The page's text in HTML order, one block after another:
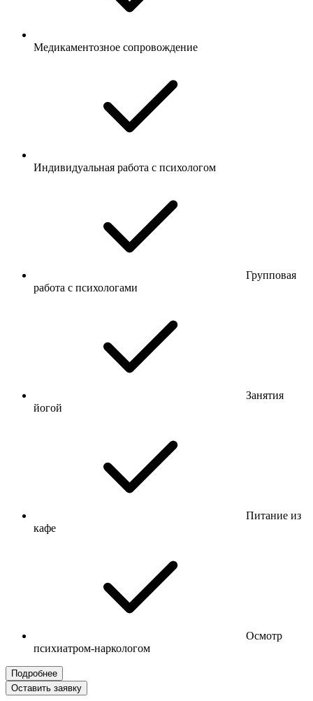
Медикаментозное сопровождение
Индивидуальная работа с психологом
Групповая
работа с психологами
Занятия
йогой
Питание из
кафе
Осмотр
психиатром-наркологом
Подробнее
Оставить заявку